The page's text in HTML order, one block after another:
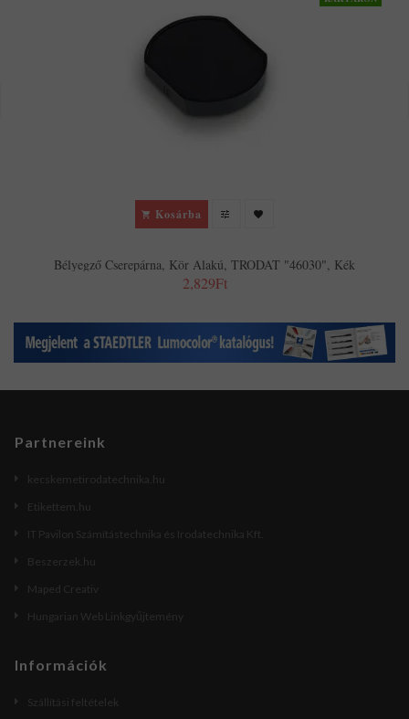
Kosárba
Bélyegző Cserepárna, Kör Alakú, TRODAT "46030", Kék
2,829Ft
Partnereink
kecskemetirodatechnika.hu
Etikettem.hu
IT Pavilon Számítástechnika és Irodatechnika Kft.
Beszerzek.hu
Maped Creativ
Hungarian Web Linkgyűjtemény
Információk
Szállítási feltételek